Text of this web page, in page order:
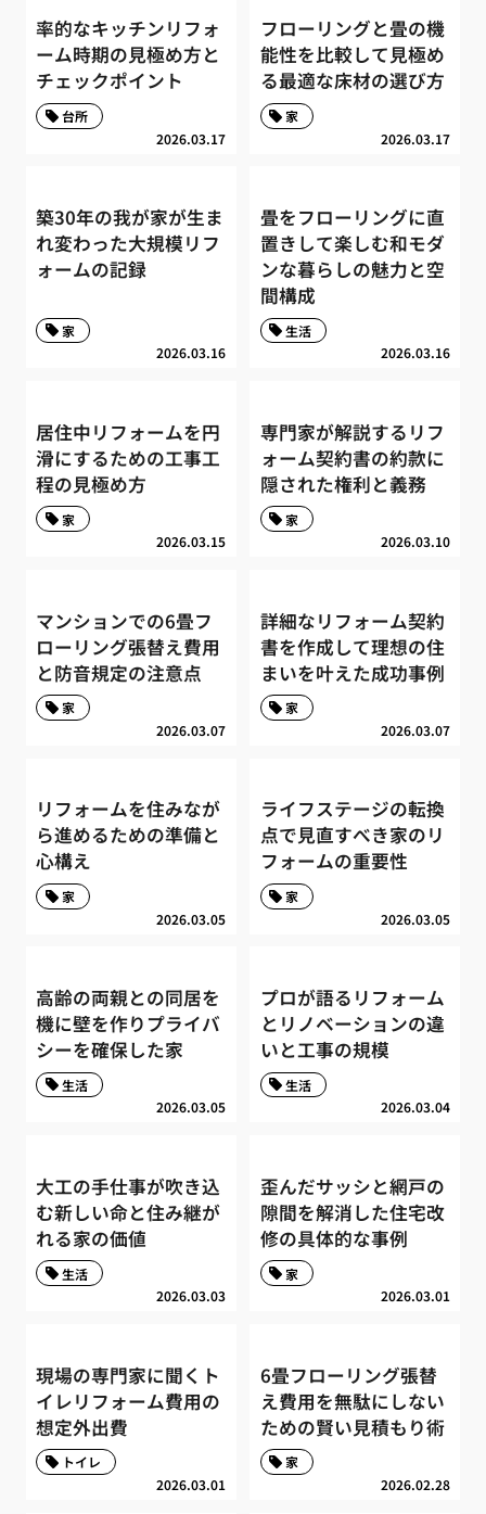
率的なキッチンリフォ
ーム時期の見極め方と
チェックポイント
2026.03.17
台所
フローリングと畳の機
能性を比較して見極め
る最適な床材の選び方
2026.03.17
家
築30年の我が家が生ま
れ変わった大規模リフ
ォームの記録
2026.03.16
家
畳をフローリングに直
置きして楽しむ和モダ
ンな暮らしの魅力と空
間構成
2026.03.16
生活
居住中リフォームを円
滑にするための工事工
程の見極め方
2026.03.15
家
専門家が解説するリフ
ォーム契約書の約款に
隠された権利と義務
2026.03.10
家
マンションでの6畳フ
ローリング張替え費用
と防音規定の注意点
2026.03.07
家
詳細なリフォーム契約
書を作成して理想の住
まいを叶えた成功事例
2026.03.07
家
リフォームを住みなが
ら進めるための準備と
心構え
2026.03.05
家
ライフステージの転換
点で見直すべき家のリ
フォームの重要性
2026.03.05
家
高齢の両親との同居を
機に壁を作りプライバ
シーを確保した家
2026.03.05
生活
プロが語るリフォーム
とリノベーションの違
いと工事の規模
2026.03.04
生活
大工の手仕事が吹き込
む新しい命と住み継が
れる家の価値
2026.03.03
生活
歪んだサッシと網戸の
隙間を解消した住宅改
修の具体的な事例
2026.03.01
家
現場の専門家に聞くト
イレリフォーム費用の
想定外出費
2026.03.01
トイレ
6畳フローリング張替
え費用を無駄にしない
ための賢い見積もり術
2026.02.28
家